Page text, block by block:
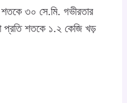
শতকে ৩০ সে.মি. গভীরতার
প্রতি শতকে ১.২ কেজি খড়